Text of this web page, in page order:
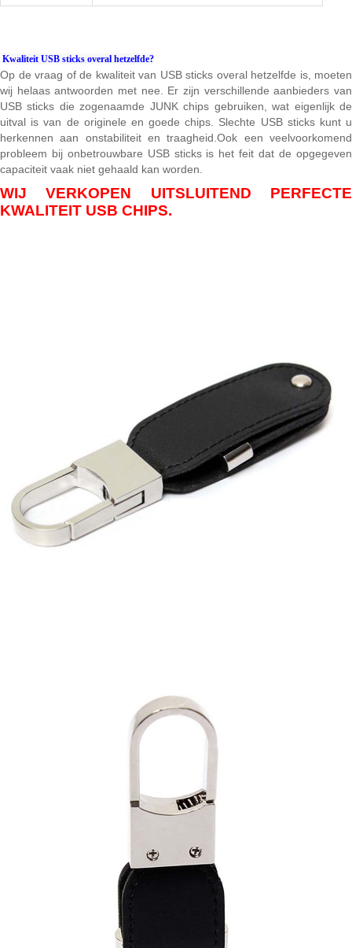
Kwaliteit USB sticks overal hetzelfde?
Op de vraag of de kwaliteit van USB sticks overal hetzelfde is, moeten
wij helaas antwoorden met nee. Er zijn verschillende aanbieders van
USB sticks die zogenaamde JUNK chips gebruiken, wat eigenlijk de
uitval is van de originele en goede chips. Slechte USB sticks kunt u
herkennen aan onstabiliteit en traagheid.Ook een veelvoorkomend
probleem bij onbetrouwbare USB sticks is het feit dat de opgegeven
capaciteit vaak niet gehaald kan worden.
WIJ VERKOPEN UITSLUITEND PERFECTE
KWALITEIT USB CHIPS.